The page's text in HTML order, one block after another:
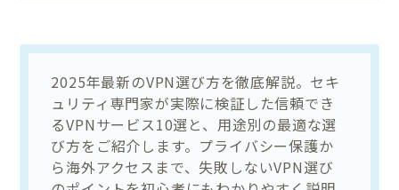
2025年最新のVPN選び方を徹底解説。セキ
ュリティ専門家が実際に検証した信頼でき
るVPNサービス10選と、用途別の最適な選
び方をご紹介します。プライバシー保護か
ら海外アクセスまで、失敗しないVPN選び